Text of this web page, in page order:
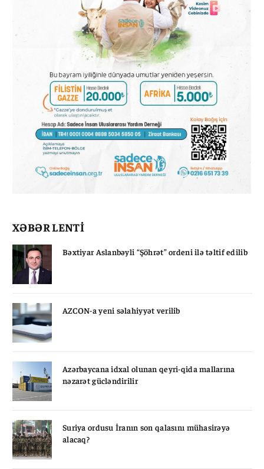
XƏBƏR LENTİ
Bəxtiyar Aslanbəyli “Şöhrət” ordeni ilə təltif edilib
AZCON-a yeni səlahiyyət verilib
Azərbaycana idxal olunan qeyri-qida mallarına
nəzarət gücləndirilir
Suriya ordusu İranın son qalasını mühasirəyə
alacaq?